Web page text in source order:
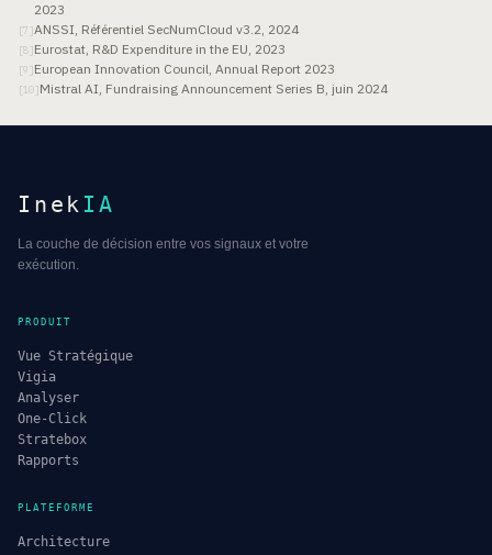
2023
[7 ]ANSSI, Référentiel SecNumCloud v3.2, 2024
[8]Eurostat, R&D Expenditure in the EU, 2023
[9 ]European Innovation Council, Annual Report 2023
[10]Mistral AI, Fundraising Announcement Series B, juin 2024
Inek IA
La couche de décision entre vos signaux et votre
exécution.
PRODUIT
Vue Stratégique
Vigia
Analyser
One-Click
Stratebox
Rapports
PLATEFORME
Architecture